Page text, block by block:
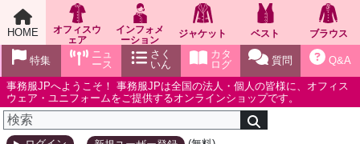
HOME
オフィスウ
ェア
インフォメ
ーション
ショールー
ム
ジャケット ベスト ブラウス
Q&A
質問
カタ
ログ
さく
いん
ニュ
ース
特集
事務服JPへようこそ！ 事務服JPは全国の法人・個人の皆様に、オフィス
ウェア・ユニフォームをご提供するオンラインショップです。